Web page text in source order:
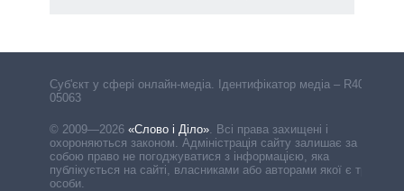
Cуб'єкт у сфері онлайн-медіа. Ідентифікатор медіа – R40-
05063
© 2009—2026 «Слово і Діло» Всі права захищені і
охороняються законом. Адміністрація сайту залишає за
собою право не погоджуватися з інформацією, яка
публікується на сайті, власниками або авторами якої є треті
особи.